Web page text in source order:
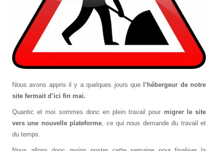
Nous avons appris il y a quelques jours que
l’hébergeur de notre
site fermait d’ici fin mai.
Quantic et moi sommes donc en plein travail pour migrer le site
vers une nouvelle plateforme, ce qui nous demande du travail et
du temps.